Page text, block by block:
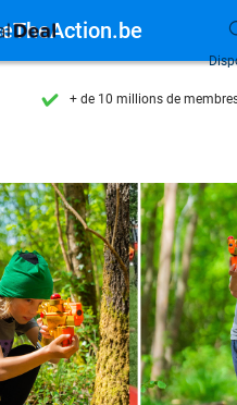
Disponible 7 jours par
+ de 10 millions de
Disponible 7 jours par
+ de 10 millions de